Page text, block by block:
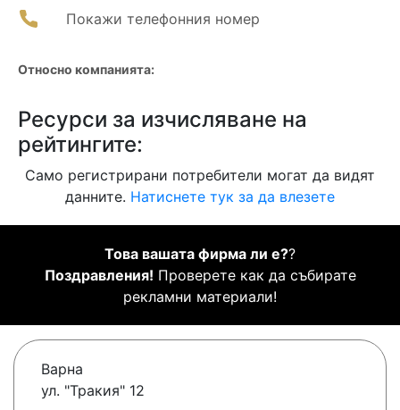
Покажи телефонния номер
Относно компанията:
Ресурси за изчисляване на
рейтингите:
Само регистрирани потребители могат да видят
данните. Натиснете тук за да влезете
Това вашата фирма ли е??
Поздравления! Проверете как да събирате
рекламни материали!
Варна
ул. "Тракия" 12